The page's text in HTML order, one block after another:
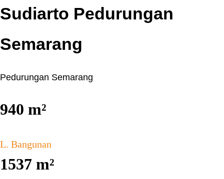
Sudiarto Pedurungan
Semarang
Pedurungan Semarang
940 m²
L. Bangunan
1537 m²